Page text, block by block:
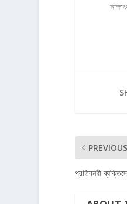
PREVIOUS
প্রতিবন্ধী